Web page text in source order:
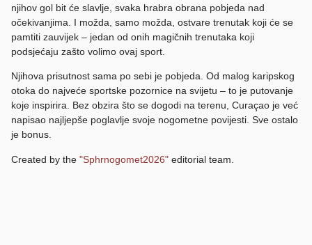
njihov gol bit će slavlje, svaka hrabra obrana pobjeda nad
očekivanjima. I možda, samo možda, ostvare trenutak koji će se
pamtiti zauvijek – jedan od onih magičnih trenutaka koji
podsjećaju zašto volimo ovaj sport.
Njihova prisutnost sama po sebi je pobjeda. Od malog karipskog
otoka do najveće sportske pozornice na svijetu – to je putovanje
koje inspirira. Bez obzira što se dogodi na terenu, Curaçao je već
napisao najljepše poglavlje svoje nogometne povijesti. Sve ostalo
je bonus.
Created by the "Sphrnogomet2026" editorial team.